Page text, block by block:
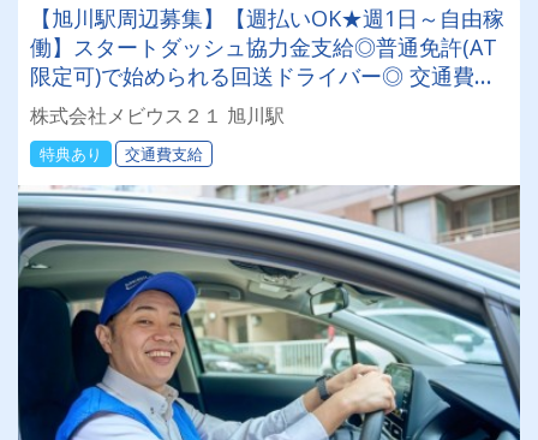
【旭川駅周辺募集】【週払いOK★週1日～自由稼
働】スタートダッシュ協力金支給◎普通免許(AT
限定可)で始められる回送ドライバー◎ 交通費全
額支給＆直行直帰♪日本全国でスキマ時間を有効
活用！
株式会社メビウス２１ 旭川駅
特典あり 交通費支給